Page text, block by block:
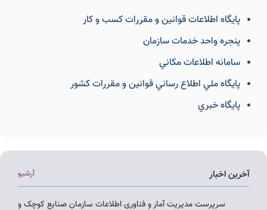
پايگاه اطلاعات قوانين و مقررات كسب و كار
پنجره واحد خدمات سازمان
سامانه اطلاعات مكاني
پايگاه ملي اطلاع رساني قوانين و مقررات كشور
پايگاه خبري
آخرین اخبار آرشیو
سرپرست مدیریت آمار و فناوری اطلاعات سازمان صنایع کوچک و